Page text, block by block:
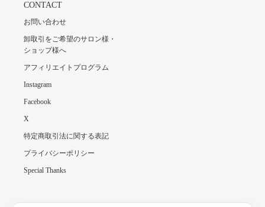
CONTACT
お問い合わせ
卸取引をご希望のサロン様・
ショップ様へ
アフィリエイトプログラム
Instagram
Facebook
X
特定商取引法に関する表記
プライバシーポリシー
Special Thanks